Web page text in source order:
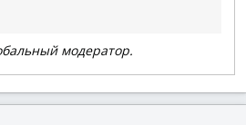
модератор.